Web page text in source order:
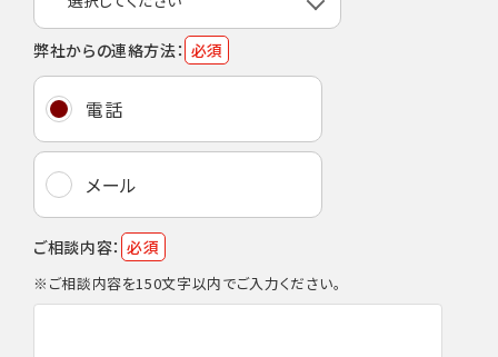
弊社からの連絡方法： 必須
電話
メール
ご相談内容： 必須
※ご相談内容を150文字以内でご入力ください。